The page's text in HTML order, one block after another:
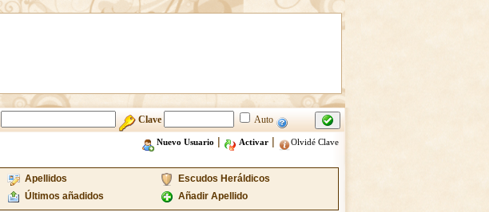
Clave Auto
Nuevo Usuario | Activar| Olvidé Clave
Apellidos
Escudos Heráldicos
Últimos añadidos Añadir Apellido